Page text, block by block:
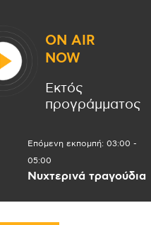
ON AIR
NOW
Εκτός
προγράμματος
Επόμενη εκπομπή: 03:00 -
05:00
Νυχτερινά τραγούδια